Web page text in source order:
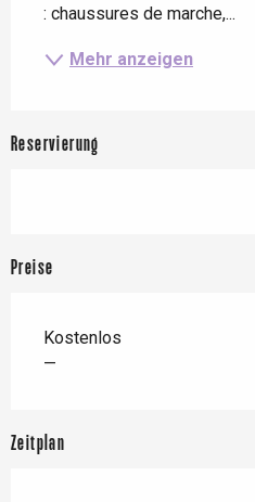
: chaussures de marche,...
Mehr anzeigen
Reservierung
Preise
Kostenlos
—
Zeitplan